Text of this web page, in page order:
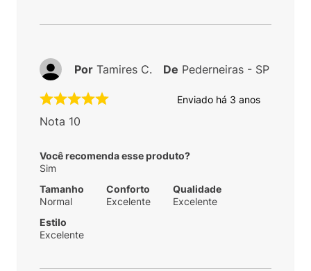
Enviado há 3 anos
Nota 10
Você recomenda esse produto?
Sim
Tamanho
Normal
Conforto
Excelente
Qualidade
Excelente
Estilo
Excelente
Por Tamires C. De Pederneiras - SP